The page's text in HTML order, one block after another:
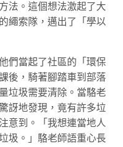
法。這個想法激起了大
繩索隊，邁出了「學以
們當起了社區的「環保
後，騎著腳踏車到部落
垃圾需要清除。當駱老
訝地發現，竟有許多垃
意到。「我想連當地人
圾。」駱老師語重心長